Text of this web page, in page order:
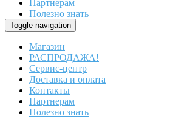
Партнерам
Полезно знать
Toggle navigation
Магазин
РАСПРОДАЖА!
Сервис-центр
Доставка и оплата
Контакты
Партнерам
Полезно знать